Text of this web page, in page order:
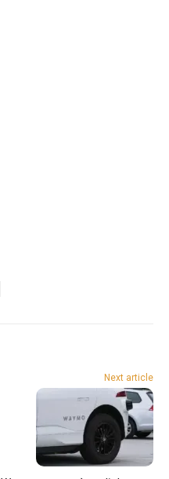
Next article